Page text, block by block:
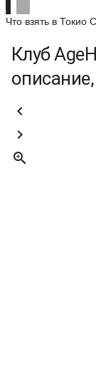
Что взять в Токио
Клуб


